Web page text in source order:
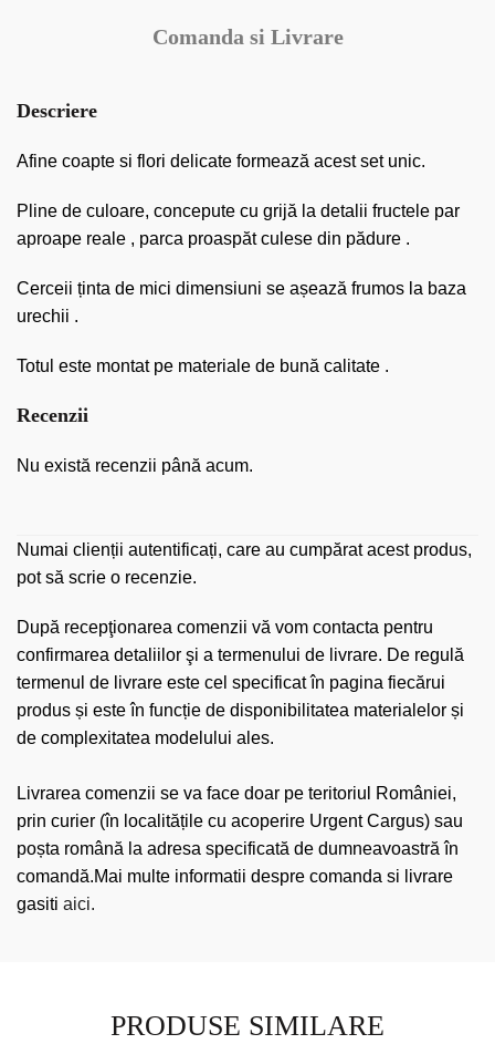
Comanda si Livrare
Descriere
Afine coapte si flori delicate formează acest set unic.
Pline de culoare, concepute cu grijă la detalii fructele par
aproape reale , parca proaspăt culese din pădure .
Cerceii ținta de mici dimensiuni se așează frumos la baza
urechii .
Totul este montat pe materiale de bună calitate .
Recenzii
Nu există recenzii până acum.
Numai clienții autentificați, care au cumpărat acest produs,
pot să scrie o recenzie.
După recepţionarea comenzii vă vom contacta pentru
confirmarea detaliilor şi a termenului de livrare. De regulă
termenul de livrare este cel specificat în pagina fiecărui
produs și este în funcție de disponibilitatea materialelor și
de complexitatea modelului ales.
Livrarea comenzii se va face doar pe teritoriul României,
prin curier (în localitățile cu acoperire Urgent Cargus) sau
poșta română la adresa specificată de dumneavoastră în
comandă.Mai multe informatii despre comanda si livrare
gasiti aici.
PRODUSE SIMILARE